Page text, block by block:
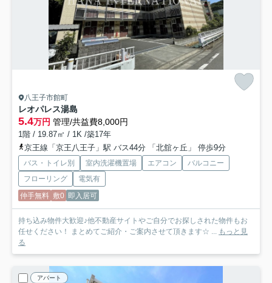
八王子市館町
レオパレス湯島
5.4万円 管理/共益費8,000円
1階 / 19.87㎡ / 1K /築17年
京王線「京王八王子」駅 バス44分 「北舘ヶ丘」 停歩9分
バス・トイレ別 室内洗濯機置場 エアコン
バルコニー
フローリング
電気有
仲手無料 敷0 即入居可
持ち込み物件大歓迎♪他不動産サイトやご自分でお探しされた物件もお
任せください！ まとめてご紹介・ご案内させて頂きます☆ ... もっと見
る
アパート